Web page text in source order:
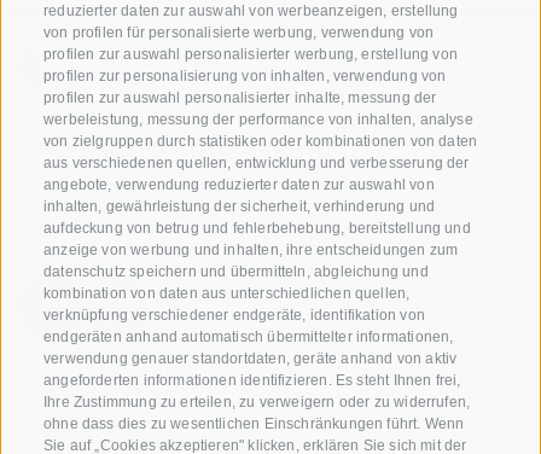
reduzierter daten zur auswahl von werbeanzeigen, erstellung
von profilen für personalisierte werbung, verwendung von
profilen zur auswahl personalisierter werbung, erstellung von
profilen zur personalisierung von inhalten, verwendung von
profilen zur auswahl personalisierter inhalte, messung der
werbeleistung, messung der performance von inhalten, analyse
von zielgruppen durch statistiken oder kombinationen von daten
aus verschiedenen quellen, entwicklung und verbesserung der
angebote, verwendung reduzierter daten zur auswahl von
inhalten, gewährleistung der sicherheit, verhinderung und
aufdeckung von betrug und fehlerbehebung, bereitstellung und
anzeige von werbung und inhalten, ihre entscheidungen zum
datenschutz speichern und übermitteln, abgleichung und
kombination von daten aus unterschiedlichen quellen,
verknüpfung verschiedener endgeräte, identifikation von
endgeräten anhand automatisch übermittelter informationen,
verwendung genauer standortdaten, geräte anhand von aktiv
angeforderten informationen identifizieren. Es steht Ihnen frei,
Ihre Zustimmung zu erteilen, zu verweigern oder zu widerrufen,
ohne dass dies zu wesentlichen Einschränkungen führt. Wenn
Sie auf „Cookies akzeptieren" klicken, erklären Sie sich mit der
+39 0471 256 700
info@biosuedtirol.com
Verband der Südtiroler Obstgenossenschaften
Jakobistraße 1A, 39018 Terlan, Südtirol, Italien
www.vog.it
Fragen & Antworten
Unsere Apfelsorten
Apfelrezepte